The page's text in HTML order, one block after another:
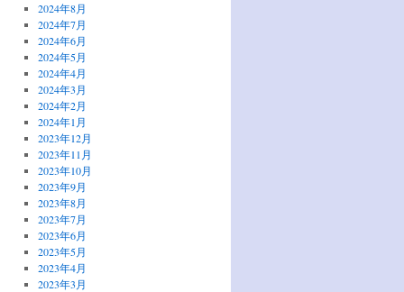
2024年8月
2024年7月
2024年6月
2024年5月
2024年4月
2024年3月
2024年2月
2024年1月
2023年12月
2023年11月
2023年10月
2023年9月
2023年8月
2023年7月
2023年6月
2023年5月
2023年4月
2023年3月